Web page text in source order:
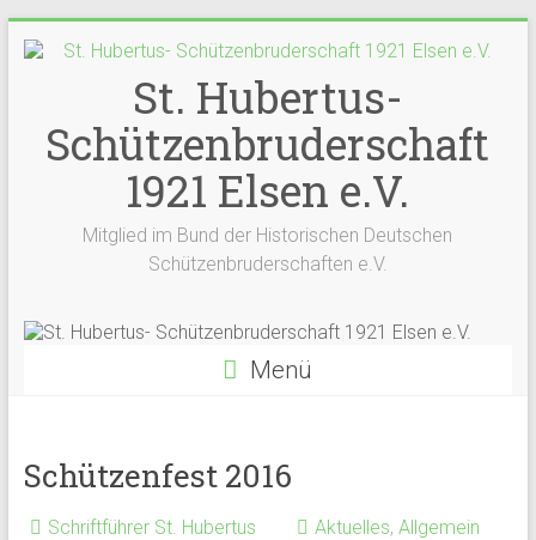
Inhalt
St. Hubertus-
Schützenbruderschaft
1921 Elsen e.V.
Mitglied im Bund der Historischen Deutschen
Schützenbruderschaften e.V.
Menü
Schützenfest 2016
Schriftführer St. Hubertus Aktuelles, Allgemein